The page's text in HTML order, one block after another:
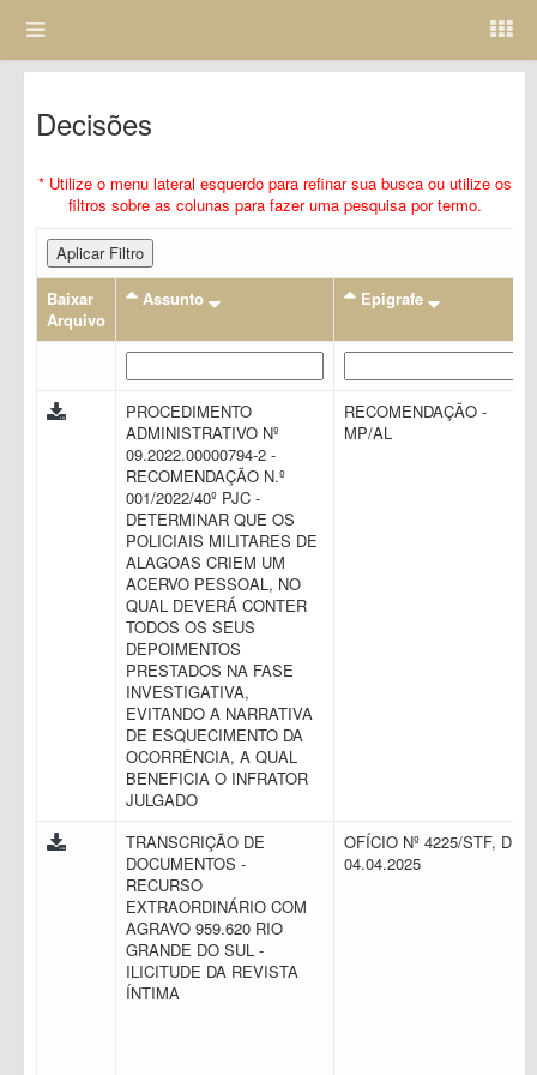
Decisões
* Utilize o menu lateral esquerdo para refinar sua busca ou utilize os
filtros sobre as colunas para fazer uma pesquisa por termo.
Aplicar Filtro
Baixar
Arquivo
Assunto Epigrafe
PROCEDIMENTO
ADMINISTRATIVO Nº
09.2022.00000794-2 -
RECOMENDAÇÃO N.º
001/2022/40º PJC -
DETERMINAR QUE OS
POLICIAIS MILITARES DE
ALAGOAS CRIEM UM
ACERVO PESSOAL, NO
QUAL DEVERÁ CONTER
TODOS OS SEUS
DEPOIMENTOS
PRESTADOS NA FASE
INVESTIGATIVA,
EVITANDO A NARRATIVA
DE ESQUECIMENTO DA
OCORRÊNCIA, A QUAL
BENEFICIA O INFRATOR
JULGADO
RECOMENDAÇÃO -
MP/AL
TRANSCRIÇÃO DE
DOCUMENTOS -
RECURSO
EXTRAORDINÁRIO COM
AGRAVO 959.620 RIO
GRANDE DO SUL -
ILICITUDE DA REVISTA
ÍNTIMA
OFÍCIO Nº 4225/STF, DE
04.04.2025